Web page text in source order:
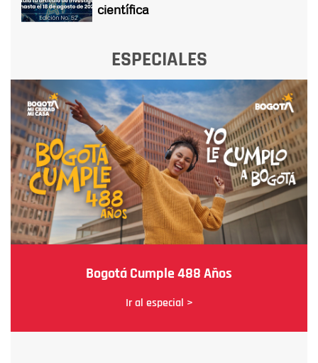
científica
ESPECIALES
Bogotá Cumple 488 Años
Ir al especial >